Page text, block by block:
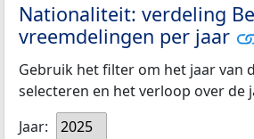
Nationaliteit: verdeling
vreemdelingen per jaar
Gebruik het filter om het jaar van
selecteren en het verloop over de
Jaar:
2025